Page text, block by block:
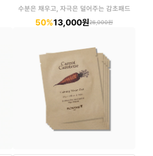
수분은 채우고, 자극은 덜어주는 감초패드
50%13,000원26,000원